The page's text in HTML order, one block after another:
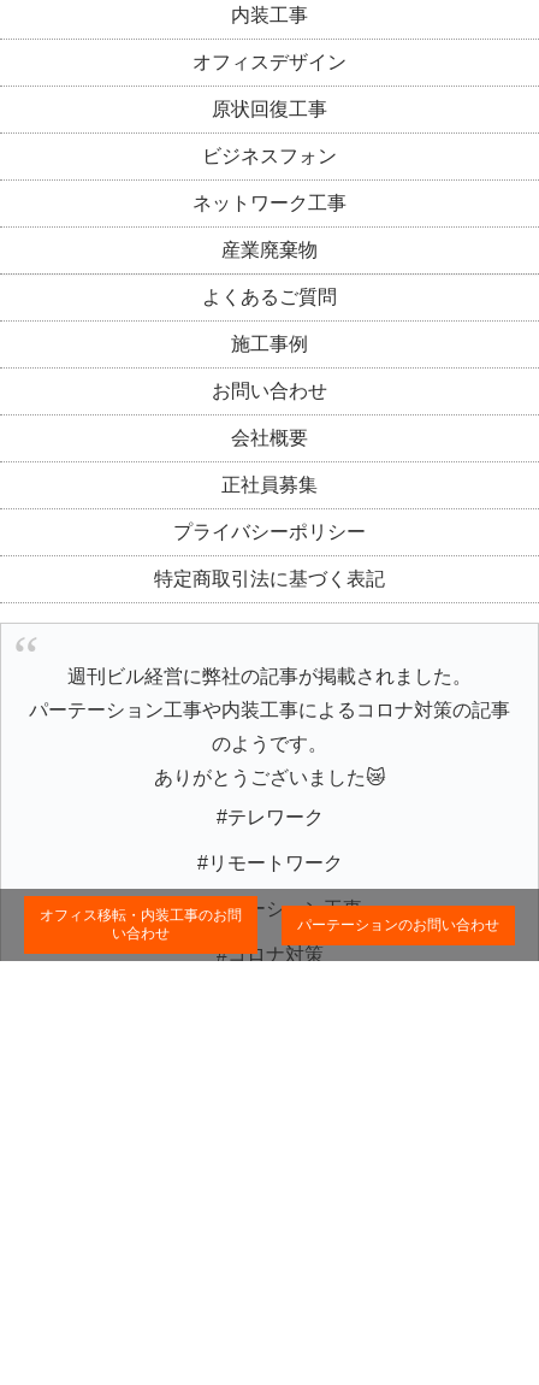
内装工事
オフィスデザイン
原状回復工事
ビジネスフォン
ネットワーク工事
産業廃棄物
よくあるご質問
施工事例
お問い合わせ
会社概要
正社員募集
プライバシーポリシー
特定商取引法に基づく表記
週刊ビル経営に弊社の記事が掲載されました。
パーテーション工事や内装工事によるコロナ対策の記事
のようです。
ありがとうございました😿
#テレワーク
#リモートワーク
#パーテーション工事
#コロナ対策
オフィス移転・内装工事のお問
い合わせ
パーテーションのお問い合わせ